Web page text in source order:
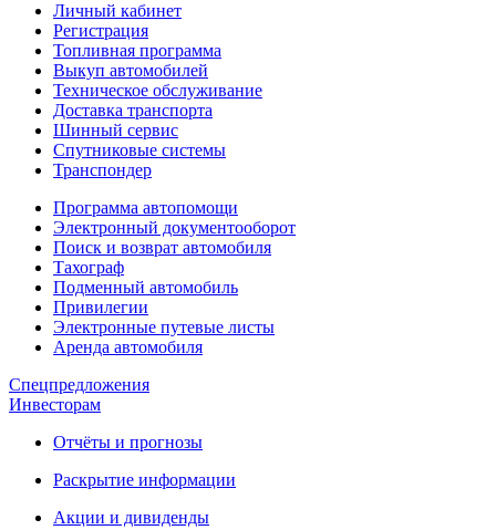
Личный кабинет
Регистрация
Топливная программа
Выкуп автомобилей
Техническое обслуживание
Доставка транспорта
Шинный сервис
Спутниковые системы
Транспондер
Программа автопомощи
Электронный документооборот
Поиск и возврат автомобиля
Тахограф
Подменный автомобиль
Привилегии
Электронные путевые листы
Аренда автомобиля
Спецпредложения
Инвесторам
Отчёты и прогнозы
Раскрытие информации
Акции и дивиденды